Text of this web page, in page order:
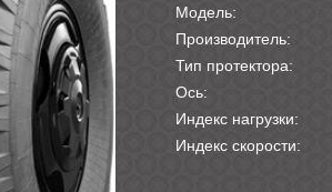
Модель:
Производитель:
Тип протектора:
Ось:
Индекс нагрузки:
Индекс скорости: